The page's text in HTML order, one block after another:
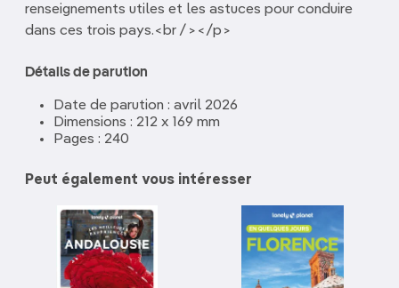
renseignements utiles et les astuces pour conduire
dans ces trois pays.<br /></p>
Détails de parution
Date de parution : avril 2026
Dimensions : 212 x 169 mm
Pages : 240
Peut également vous intéresser